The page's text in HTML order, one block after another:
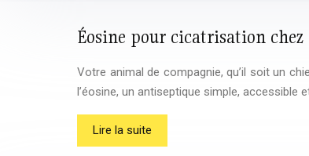
Éosine pour cicatrisation
Votre animal de compagnie, qu’il soit un
l’éosine, un antiseptique simple, accessible
Lire la suite